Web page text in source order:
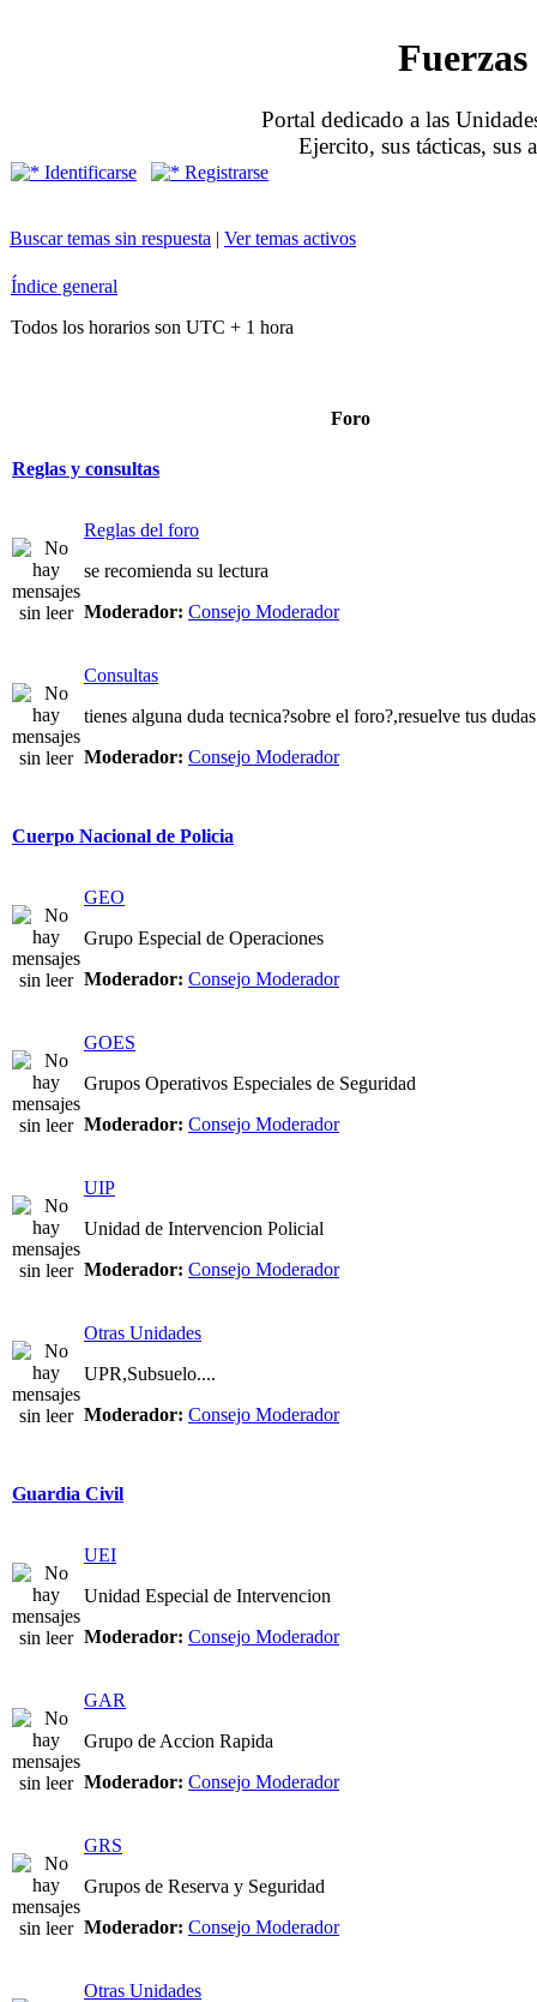
Portal dedicado a las
Ejercito, sus tácticas, sus
Identificarse Registrarse
Buscar temas sin respuesta | Ver temas activos
Índice general
Todos los horarios son UTC + 1 hora
Foro
Reglas y consultas
Reglas del foro
se recomienda su lectura
Moderador: Consejo Moderador
Consultas
tienes alguna duda tecnica?sobre el foro?,resuelve tus
Moderador: Consejo Moderador
Cuerpo Nacional de Policia
GEO
Grupo Especial de Operaciones
Moderador: Consejo Moderador
GOES
Grupos Operativos Especiales de Seguridad
Moderador: Consejo Moderador
UIP
Unidad de Intervencion Policial
Moderador: Consejo Moderador
Otras Unidades
UPR,Subsuelo....
Moderador: Consejo Moderador
Guardia Civil
UEI
Unidad Especial de Intervencion
Moderador: Consejo Moderador
GAR
Grupo de Accion Rapida
Moderador: Consejo Moderador
GRS
Grupos de Reserva y Seguridad
Moderador: Consejo Moderador
Otras Unidades